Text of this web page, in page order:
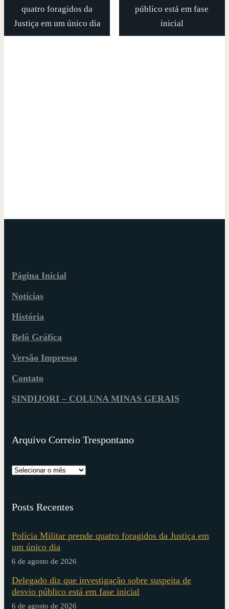
quatro foragidos da
Justiça em um único dia
público está em fase
inicial
Página Inicial
Notícias
História
Belô Gráfica
Versão Impressa
Contato
SINDIJORI – COLUNA MINAS GERAIS
Arquivo Correio Trespontano
Posts Recentes
Polícia Militar prende quatro foragidos da Justiça em
um único dia
6 de agosto de 2026
Delegado diz que investigação sobre suspeita de
desvio público está em fase inicial
6 de agosto de 2026